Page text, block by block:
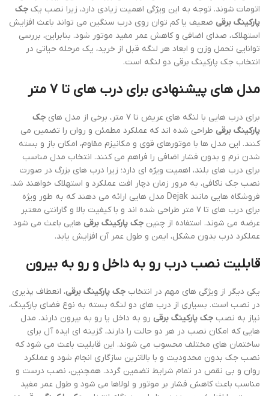
اتومات شوند. توجه به این ویژگی اهمیت زیادی دارد، زیرا نصب یک جک
پارکینگ برقی ضعیف یا کم توان روی درب سنگین می تواند باعث افزایش
استهلاک، صدای اضافی و کاهش عمر مفید موتور شود. بنابراین، بررسی
توانایی تحمل وزن و ابعاد هر لنگه قبل از خرید، یک مرحله حیاتی در
انتخاب جک پارکینگ برقی دو لنگه است.
مدل های پیشنهادی برای درب های تا ۷ متر
برای درب هایی با لنگه های عریض تا ۷ متر، برخی از مدل های
جک
پارکینگ برقی طراحی شده اند که عملکرد مطمئن و روان را تضمین می
کنند. این مدل ها با موتورهای قوی و مکانیزم مقاوم، امکان باز و بسته
شدن نرم و بدون فشار اضافی را فراهم می کنند. انتخاب مدل مناسب
برای درب های بلند، اهمیت ویژه ای دارد؛ زیرا درب های بزرگ در صورت
نصب جک ناکافی، به مرور زمان دچار افت عملکرد و استهلاک خواهند شد.
فروشگاه هایی مانند Dejak مدل هایی ارائه می دهند که به طور ویژه
برای درب های تا ۷ متر طراحی شده اند و با کیفیت بالا و گارانتی معتبر
عرضه می شوند. استفاده از چنین جک پارکینگ برقی هایی باعث می شود
عملکرد درب بدون مشکل، ایمن و طول عمر آن افزایش یابد.
قابلیت نصب درب رو به داخل و رو به بیرون
یکی دیگر از ویژگی های مهم در انتخاب جک پارکینگ برقی، انعطاف پذیری
در نصب است. بسیاری از درب های دو لنگه بسته به نوع فضای پارکینگ،
نیاز به نصب جک پارکینگ برقی رو به داخل یا رو به بیرون دارند. مدل
هایی که امکان نصب در هر دو حالت را دارند، گزینه ای ایده آل برای
ساختمان های مختلف محسوب می شوند. این قابلیت باعث می شود که
نصب جک بدون محدودیت و با بالاترین سازگاری انجام شود و عملکرد
روان و بی نقص در تمام شرایط تضمین گردد. همچنین، نصب درست و
مناسب باعث کاهش فشار بر موتور و لولاها می شود و طول عمر مفید